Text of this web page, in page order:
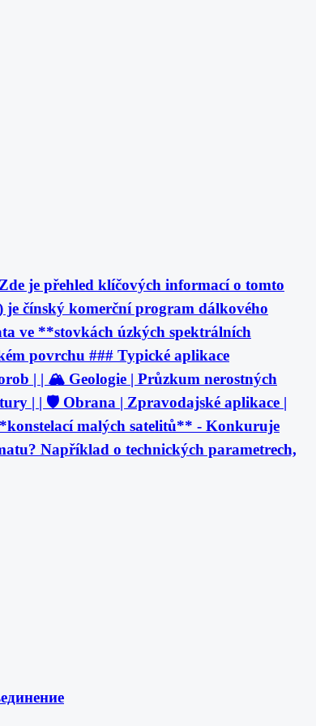
je přehled klíčových informací o tomto
čínský komerční program dálkového
ve **stovkách úzkých spektrálních
povrchu ### Typické aplikace
| | 🏔️ Geologie | Průzkum nerostných
| | 🛡️ Obrana | Zpravodajské aplikace |
malých satelitů** - Konkuruje
Například o technických parametrech,